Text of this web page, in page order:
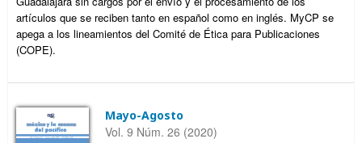
artículos que se reciben tanto en español como en inglés. MyCP se
apega a los lineamientos del Comité de Ética para Publicaciones
(COPE).
Mayo-Agosto
Vol. 9 Núm. 26 (2020)